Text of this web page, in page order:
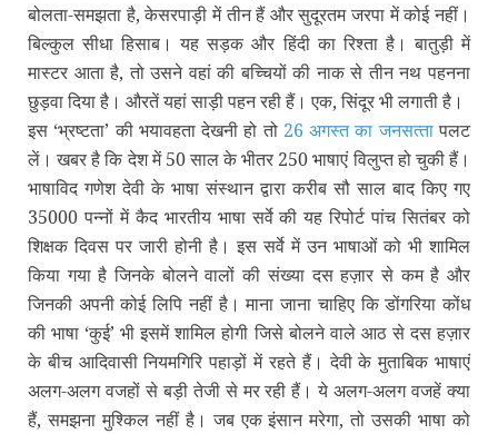
बोलता-समझता है, केसरपाड़ी में तीन हैं और सुदूरतम जरपा में कोई नहीं।
बिल्‍कुल सीधा हिसाब। यह सड़क और हिंदी का रिश्‍ता है। बातुड़ी में
मास्‍टर आता है, तो उसने वहां की बच्चियों की नाक से तीन नथ पहनना
छुड़वा दिया है। औरतें यहां साड़ी पहन रही हैं। एक, सिंदूर भी लगाती है।
इस ‘भ्रष्‍टता’ की भयावहता देखनी हो तो 26 अगस्‍त का जनसत्‍तापलट
लें। खबर है कि देश में 50 साल के भीतर 250 भाषाएं विलुप्‍त हो चुकी हैं।
भाषाविद गणेश देवी के भाषा संस्‍थान द्वारा करीब सौ साल बाद किए गए
35000 पन्‍नों में कैद भारतीय भाषा सर्वे की यह रिपोर्ट पांच सितंबर को
शिक्षक दिवस पर जारी होनी है। इस सर्वे में उन भाषाओं को भी शामिल
किया गया है जिनके बोलने वालों की संख्‍या दस हज़ार से कम है और
जिनकी अपनी कोई लिपि नहीं है। माना जाना चाहिए कि डोंगरिया कोंध
की भाषा ‘कुई’ भी इसमें शामिल होगी जिसे बोलने वाले आठ से दस हज़ार
के बीच आदिवासी नियमगिरि पहाड़ों में रहते हैं। देवी के मुताबिक भाषाएं
अलग-अलग वजहों से बड़ी तेजी से मर रही हैं। ये अलग-अलग वजहें क्‍या
हैं, समझना मुश्किल नहीं है। जब एक इंसान मरेगा, तो उसकी भाषा को